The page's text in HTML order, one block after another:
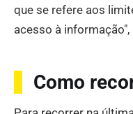
que se refere aos
acesso à informação",
Como